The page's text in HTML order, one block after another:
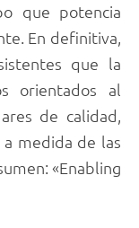
que potencia
En definitiva,
que la
orientados al
de calidad,
medida de las
«Enabling